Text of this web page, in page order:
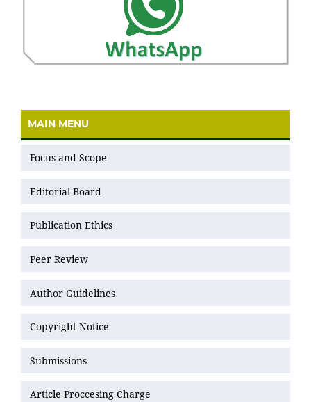
MAIN MENU
Focus and Scope
Editorial Board
Publication Ethics
Peer Review
Author Guidelines
Copyright Notice
Submissions
Article Proccesing Charge